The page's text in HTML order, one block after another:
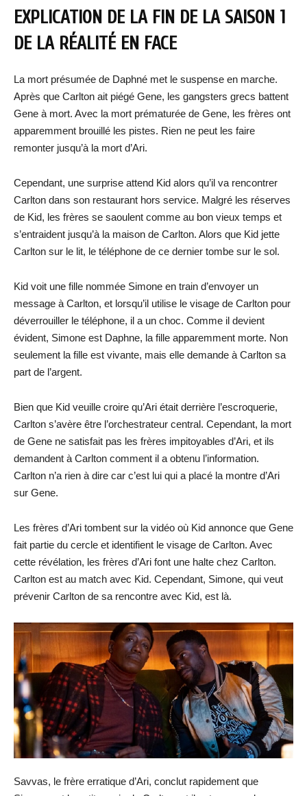
EXPLICATION DE LA FIN DE LA SAISON 1
DE LA RÉALITÉ EN FACE
La mort présumée de Daphné met le suspense en marche.
Après que Carlton ait piégé Gene, les gangsters grecs battent
Gene à mort. Avec la mort prématurée de Gene, les frères ont
apparemment brouillé les pistes. Rien ne peut les faire
remonter jusqu’à la mort d’Ari.
Cependant, une surprise attend Kid alors qu’il va rencontrer
Carlton dans son restaurant hors service. Malgré les réserves
de Kid, les frères se saoulent comme au bon vieux temps et
s’entraident jusqu’à la maison de Carlton. Alors que Kid jette
Carlton sur le lit, le téléphone de ce dernier tombe sur le sol.
Kid voit une fille nommée Simone en train d’envoyer un
message à Carlton, et lorsqu’il utilise le visage de Carlton pour
déverrouiller le téléphone, il a un choc. Comme il devient
évident, Simone est Daphne, la fille apparemment morte. Non
seulement la fille est vivante, mais elle demande à Carlton sa
part de l’argent.
Bien que Kid veuille croire qu’Ari était derrière l’escroquerie,
Carlton s’avère être l’orchestrateur central. Cependant, la mort
de Gene ne satisfait pas les frères impitoyables d’Ari, et ils
demandent à Carlton comment il a obtenu l’information.
Carlton n’a rien à dire car c’est lui qui a placé la montre d’Ari
sur Gene.
Les frères d’Ari tombent sur la vidéo où Kid annonce que Gene
fait partie du cercle et identifient le visage de Carlton. Avec
cette révélation, les frères d’Ari font une halte chez Carlton.
Carlton est au match avec Kid. Cependant, Simone, qui veut
prévenir Carlton de sa rencontre avec Kid, est là.
Savvas, le frère erratique d’Ari, conclut rapidement que